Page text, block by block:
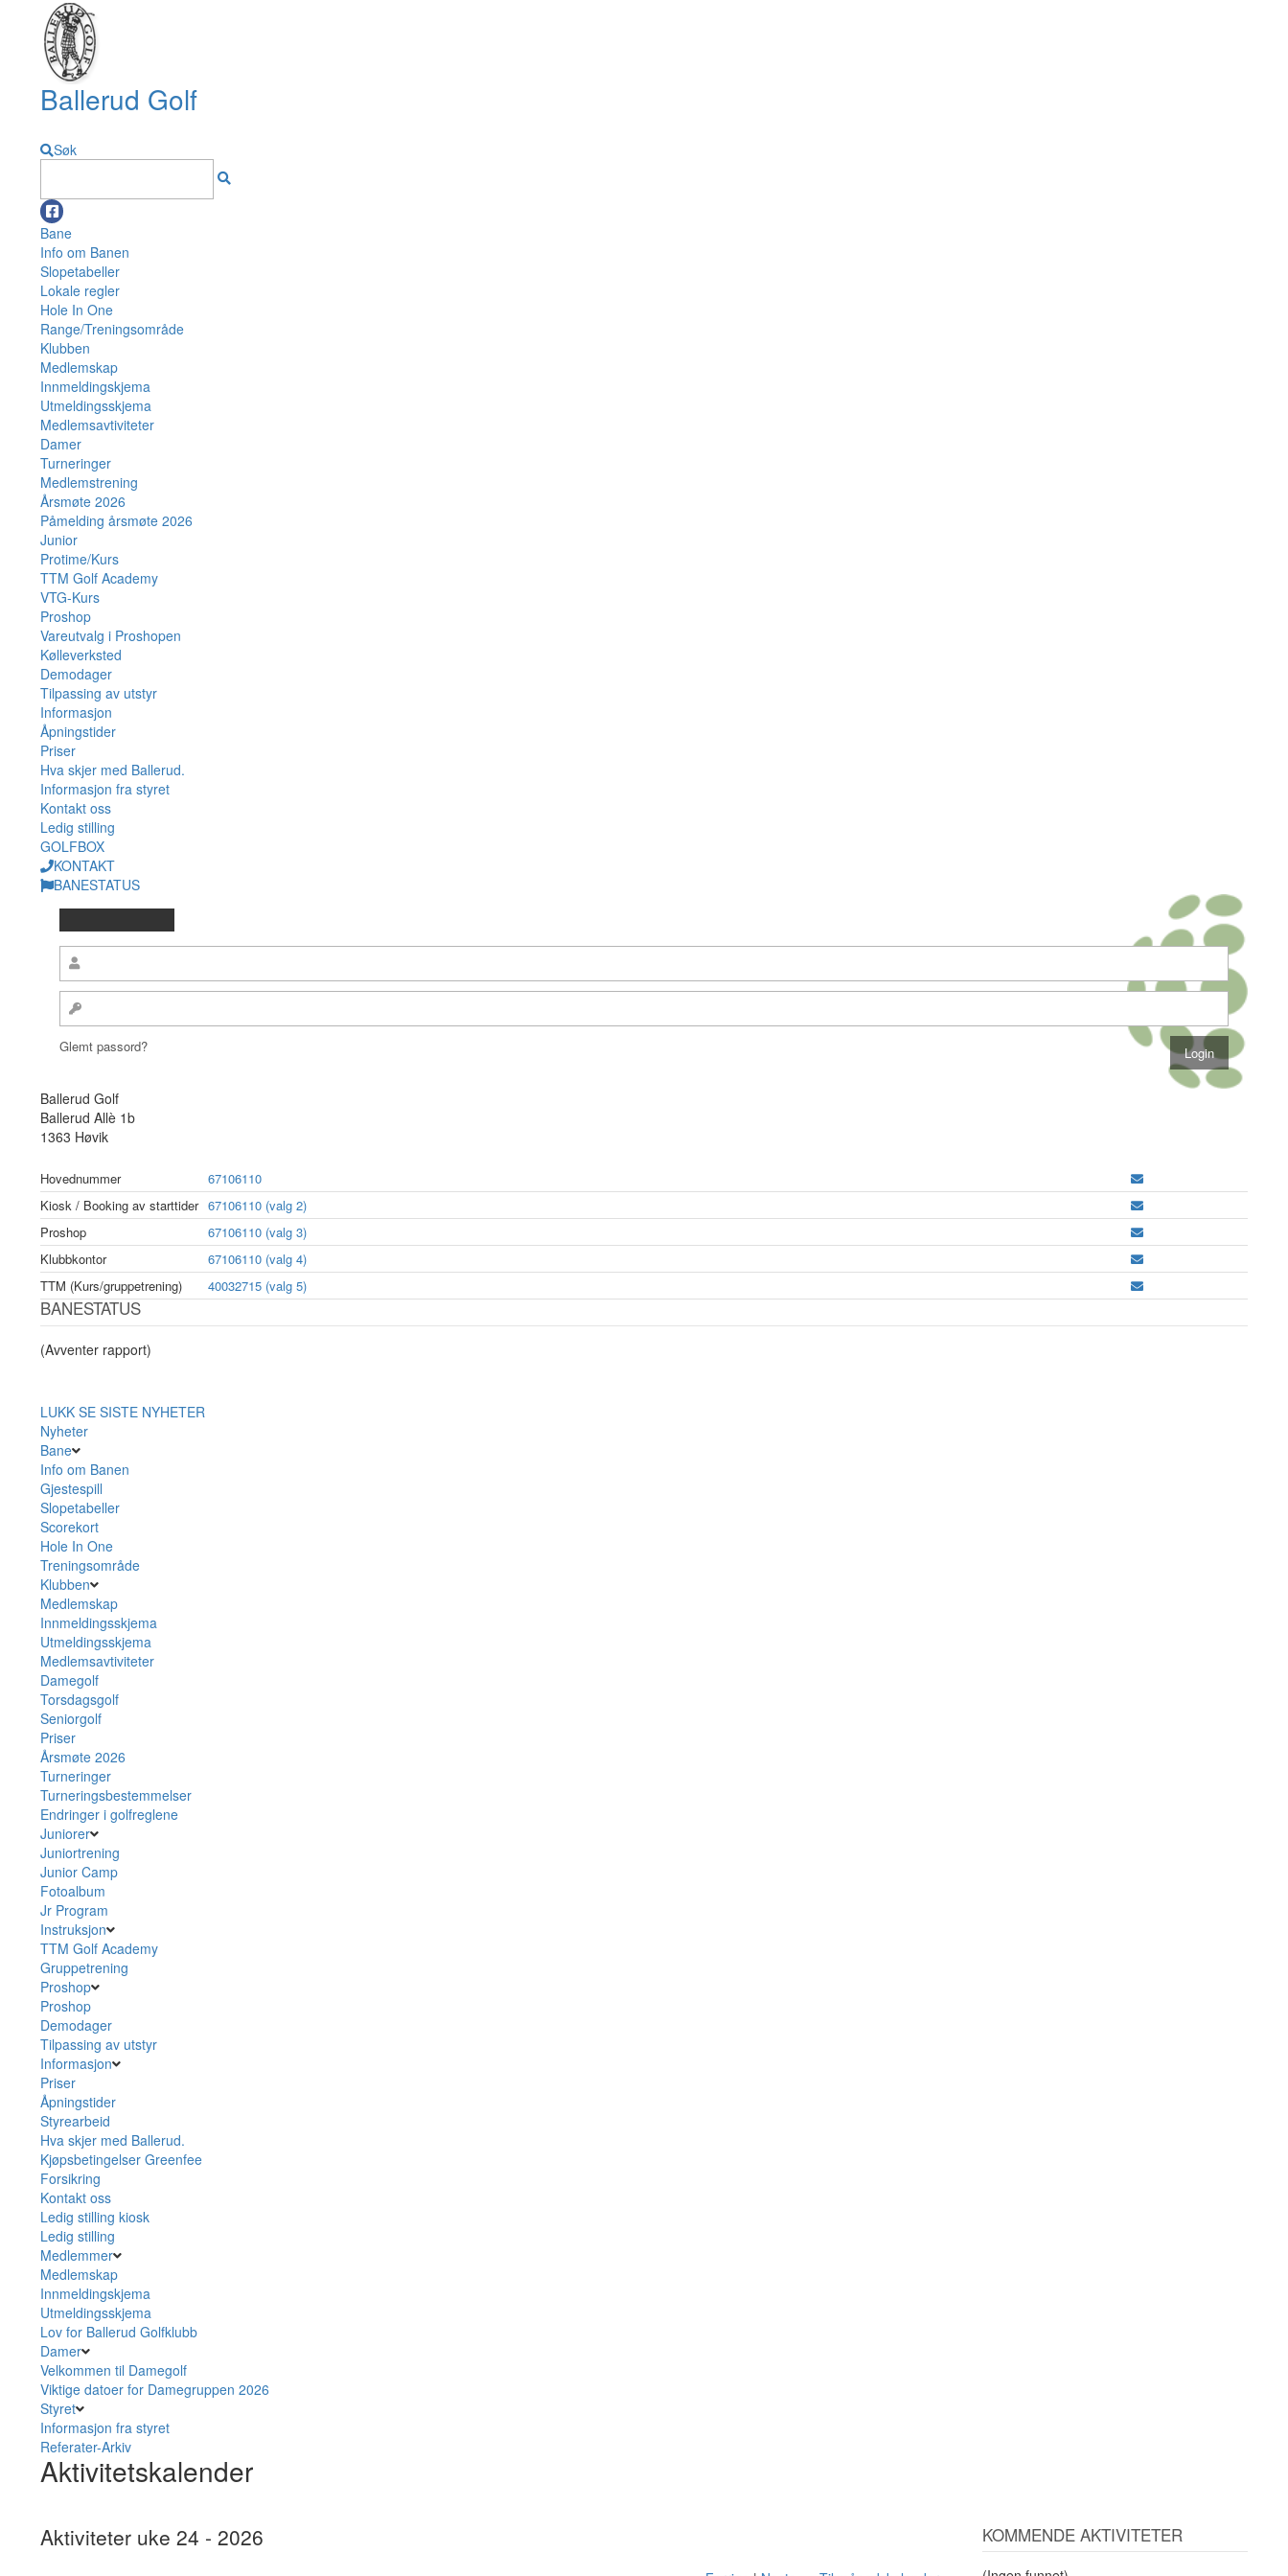
Ballerud Golf
Søk
Bane
Info om Banen
Slopetabeller
Lokale regler
Hole In One
Range/Treningsområde
Klubben
Medlemskap
Innmeldingskjema
Utmeldingsskjema
Medlemsavtiviteter
Damer
Turneringer
Medlemstrening
Årsmøte 2026
Påmelding årsmøte 2026
Junior
Protime/Kurs
TTM Golf Academy
VTG-Kurs
Proshop
Vareutvalg i Proshopen
Kølleverksted
Demodager
Tilpassing av utstyr
Informasjon
Åpningstider
Priser
Hva skjer med Ballerud.
Informasjon fra styret
Kontakt oss
Ledig stilling
GOLFBOX
KONTAKT
BANESTATUS
Glemt passord?
Ballerud Golf
Ballerud Allè 1b
1363 Høvik
Hovednummer
67106110
Kiosk / Booking av starttider 67106110 (valg 2)
Proshop
67106110 (valg 3)
Klubbkontor
67106110 (valg 4)
TTM (Kurs/gruppetrening)
40032715 (valg 5)
BANESTATUS
(Avventer rapport)
LUKK SE SISTE NYHETER
Nyheter
Bane
Info om Banen
Gjestespill
Slopetabeller
Scorekort
Hole In One
Treningsområde
Klubben
Medlemskap
Innmeldingsskjema
Utmeldingsskjema
Medlemsavtiviteter
Damegolf
Torsdagsgolf
Seniorgolf
Priser
Årsmøte 2026
Turneringer
Turneringsbestemmelser
Endringer i golfreglene
Juniorer
Juniortrening
Junior Camp
Fotoalbum
Jr Program
Instruksjon
TTM Golf Academy
Gruppetrening
Proshop
Proshop
Demodager
Tilpassing av utstyr
Informasjon
Priser
Åpningstider
Styrearbeid
Hva skjer med Ballerud.
Kjøpsbetingelser Greenfee
Forsikring
Kontakt oss
Ledig stilling kiosk
Ledig stilling
Medlemmer
Medlemskap
Innmeldingskjema
Utmeldingsskjema
Lov for Ballerud Golfklubb
Damer
Velkommen til Damegolf
Viktige datoer for Damegruppen 2026
Styret
Informasjon fra styret
Referater-Arkiv
Aktivitetskalender
Aktiviteter uke 24 - 2026 KOMMENDE AKTIVITETER